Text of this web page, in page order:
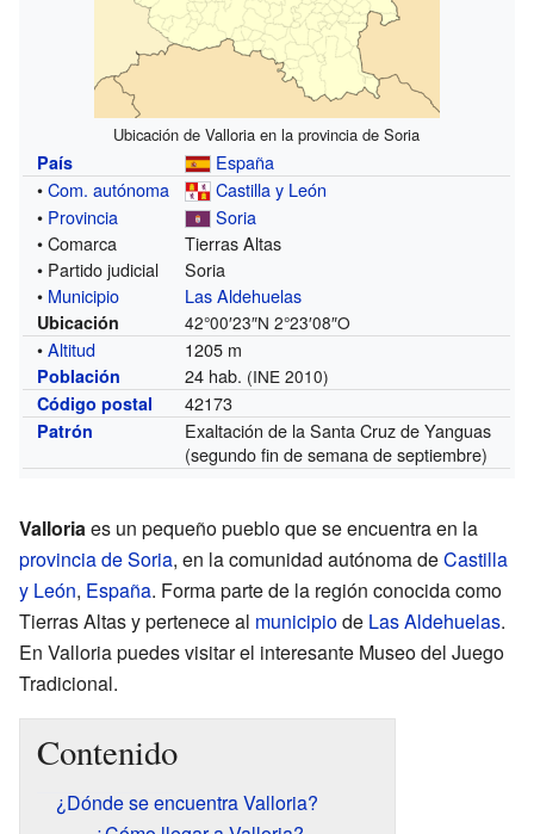
Ubicación de Valloria en la provincia de Soria
País
España
•Com. autónoma
Castilla y León
• Provincia
Soria
• Comarca
Tierras Altas
• Partido judicial
Soria
• Municipio Las Aldehuelas
Ubicación 42°00′23″N 2°23′08″O
•Altitud 1205 m
Población 24 hab. (INE 2010)
Código postal
42173
Patrón
Exaltación de la Santa Cruz de Yanguas
(segundo fin de semana de septiembre)
Valloriaes un pequeño pueblo que se encuentra en la
provincia de Soria, en la comunidad autónoma deCastilla
y León, España. Forma parte de la región conocida como
Tierras Altas y pertenece al municipiode Las Aldehuelas.
En Valloria puedes visitar el interesante Museo del Juego
Tradicional.
Contenido
¿Dónde se encuentra Valloria?